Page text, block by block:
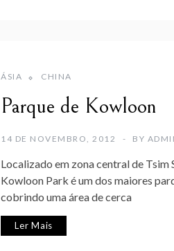
ÁSIA CHINA
Parque de Kowloon
14 DE NOVEMBRO, 2012 BY
Localizado em zona central de Tsim
Kowloon Park é um dos maiores
cobrindo uma área de cerca
Ler Mais